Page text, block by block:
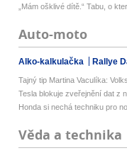
„Mám ošklivé dítě.“ Tabu, o
Auto-moto
Alko-kalkulačka Rallye
Tajný tip Martina Vaculíka:
Tesla blokuje zveřejnění dat z
Honda si nechá techniku pro
Věda a technika